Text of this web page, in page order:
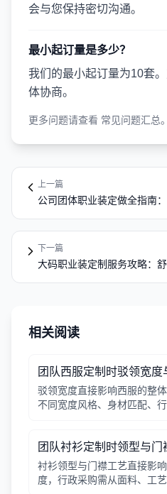
会与您保持密切沟通。
最小起订量是多少？
我们的最小起订量为10套
体协商。
更多问题请查看 常见问题汇总。
上一篇
公司团体职业装定做全指南
下一篇
大码职业装定制服务攻略：
相关阅读
团队西服定制时驳领宽
驳领宽度直接影响西服的整
不同宽度风格、身材匹配、
团队衬衫定制时领型与
衬衫领型与门襟工艺直接影
度，行政采购需从面料、工